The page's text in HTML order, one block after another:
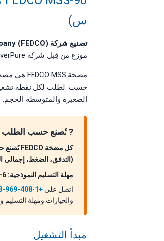
س)
تصنيع شركة Fluid Equipment Development Company (FEDCO)، مونرو، ميشيغان، الولايات المتحدة الأمريكية
موزع من قِبل شركة ForeverPure، موزع FEDCO المعتمد ومقرها سانتا كلارا، كاليفورنيا.
الصغيرة والمتوسطة الحجم.
? تُصنع حسب الطلب —
(التدفق، الضغط، إجمالي
مهلة التسليم النموذجية: 6–8 أسابيع (سوبر دوبلكس 2507) أو 3–6 أسابيع (مواد أخرى). اتصل للتحقق من الجدول الحالي.
اتصل على+1-408-969-2688
والخيارات ومهلة التسليم
مبدأ التشغيل